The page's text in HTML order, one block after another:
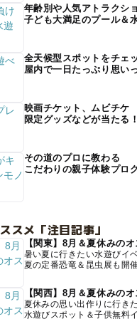
年齢別や人気アトラクシ
子ども大満足のプール＆
全天候型スポットをチェ
屋内で一日たっぷり思い
映画チケット、ムビチケ
限定グッズなどが当たる！
その道のプロに教わる
こだわりの親子体験プロ
スメ「注目記事」
【関東】8月＆夏休みのオ
暑い夏に行きたい水遊びイ
夏の定番恐竜＆昆虫展も開
【関西】8月＆夏休みのオ
夏休みの思い出作りに行き
水遊びスポット＆子供無料